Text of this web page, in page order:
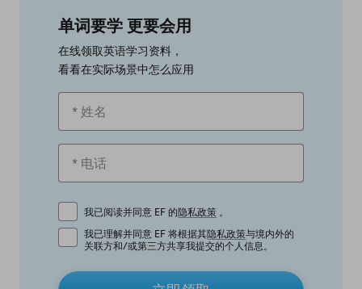
单词要学 更要会用
在线领取英语学习资料，
看看在实际场景中怎么应用
我已阅读并同意 EF 的隐私政策 。
我已理解并同意 EF 将根据其隐私政策与境内外的
关联方和/或第三方共享我提交的个人信息。